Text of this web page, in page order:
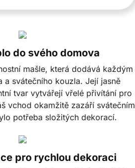
do svého domova
mašle, která dodává každým
a svátečního kouzla. Její jasně
tvar vytvářejí vřelé přivítání pro
vchod okamžitě zazáří svátečním
potřeba složitých dekorací.
pro rychlou dekoraci